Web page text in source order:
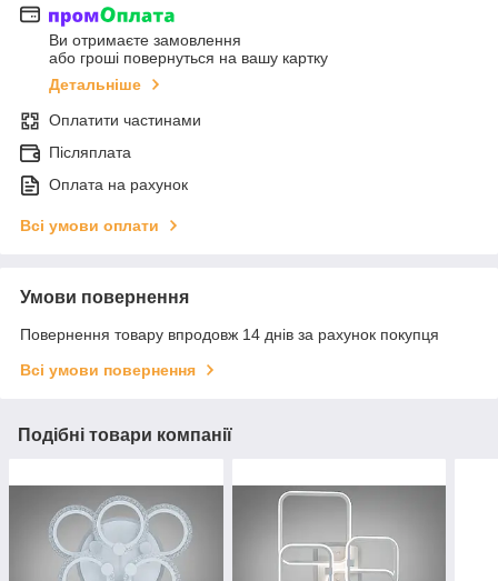
Ви отримаєте замовлення
або гроші повернуться на вашу картку
Детальніше
Оплатити частинами
Післяплата
Оплата на рахунок
Всі умови оплати
Умови повернення
Повернення товару впродовж 14 днів за рахунок покупця
Всі умови повернення
Подібні товари компанії